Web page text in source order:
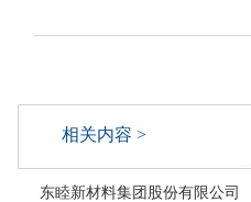
相关内容 >
东睦新材料集团股份有限公司